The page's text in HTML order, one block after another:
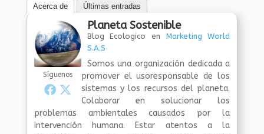
Acerca de Últimas entradas
Síguenos
Planeta Sostenible
Blog Ecologico en Marketing World
S.A.S
Somos una organización dedicada a
promover el usoresponsable de los
sistemas y los recursos del planeta.
Colaborar en solucionar los
problemas ambientales causados por la
intervención humana. Estar atentos a la